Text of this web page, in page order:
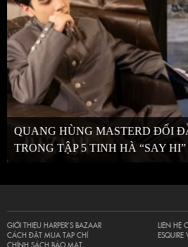
QUANG HÙNG MASTERD ĐỐI
TRONG TẬP 5 TINH HÀ “SAY HI”
GIỚI THIỆU HARPER’S BAZAAR
CÁCH ĐẶT MUA TẠP CHÍ
CHÍNH SÁCH BẢO MẬT
LIÊN HỆ
ESQUIRE